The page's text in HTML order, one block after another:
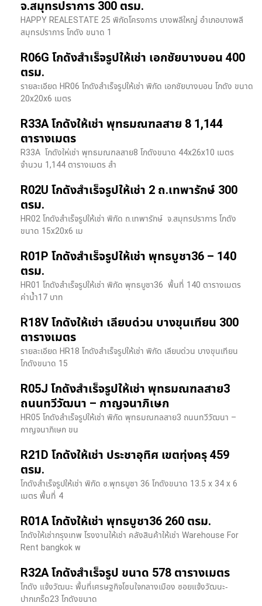
จ.สมุทรปราการ 300 ตรม.
HAPPY REALESTATE 25 พิกัดโครงการ บางพลีใหญ่ อำเภอบางพลี
สมุทรปราการ โกดัง ขนาด 1
R06G โกดังสำเร็จรูปให้เช่า เอกชัยบางบอน 400
ตรม.
รายละเอียด HR06 โกดังสำเร็จรูปให้เช่า พิกัด เอกชัยบางบอน โกดัง ขนาด
20x20x6 เมตร
R33A โกดังให้เช่า พุทธมณฑลสาย 8 1,144
ตารางเมตร
R33A โกดังให่เช่า พุทธมณฑลสาย8 โกดังขนาด 44x26x10 เมตร
จำนวน 1,144 ตารางเมตร สำ
R02U โกดังสำเร็จรูปให้เช่า 2 ถ.เทพารักษ์ 300
ตรม.
HR02 โกดังสำเร็จรูปให้เช่า พิกัด ถ.เทพารักษ์ จ.สมุทรปราการ โกดัง
ขนาด 15x20x6 เม
R01P โกดังสำเร็จรูปให้เช่า พุทธบูชา36 – 140
ตรม.
HR01 โกดังสำเร็จรูปให้เช่า พิกัด พุทธบูชา36 พื้นที่ 140 ตารางเมตร
ค่าน้ำ17 บาท
R18V โกดังให้เช่า เลียบด่วน บางขุนเทียน 300
ตารางเมตร
รายละเอียด HR18 โกดังสำเร็จรูปให้เช่า พิกัด เลียบด่วน​ บางขุนเทียน​
โกดังขนาด 15
R05J โกดังสำเร็จรูปให้เช่า พุทธมณฑลสาย3
ถนนทวีวัฒนา – กาญจนาภิเษก
HR05 โกดังสำเร็จรูปให้เช่า พิกัด พุทธมณฑลสาย3 ถนนทวีวัฒนา –
กาญจนาภิเษก ขน
R21D โกดังให้เช่า ประชาอุทิศ เขตทุ่งครุ 459
ตรม.
โกดังสำเร็จรูปให้เช่า พิกัด ซ.พุทธบูชา 36 โกดังขนาด 13.5 x 34 x 6
เมตร พื้นที่ 4
R01A โกดังให้เช่า พุทธบูชา36 260 ตรม.
โกดังให้เช่ากรุงเทพ โรงงานให้เช่า คลังสินค้าให้เช่า Warehouse For
Rent bangkok พ
R32A โกดังสำเร็จรูป ขนาด 578 ตารางเมตร
โกดัง แจ้งวัฒนะ พื้นที่เศรษฐกิจโซนใจกลางเมือง ซอยแจ้งวัฒนะ-
ปากเกร็ด23 โกดังขนาด